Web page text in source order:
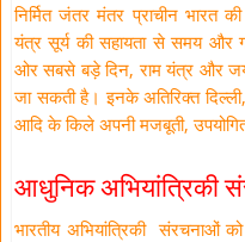
निर्मित जंतर मंतर प्राचीन भारत
यंत्र सूर्य की सहायता से समय और
ओर सबसे बड़े दिन, राम यंत्र और जय
जा सकती है। इनके अतिरिक्त
आदि के किले अपनी मजबूती,
आधुनिक अभियांत्रिकी
भारतीय अभियांत्रिकी संरचनाओं